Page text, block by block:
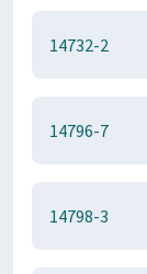
14732-2
14796-7
14798-3